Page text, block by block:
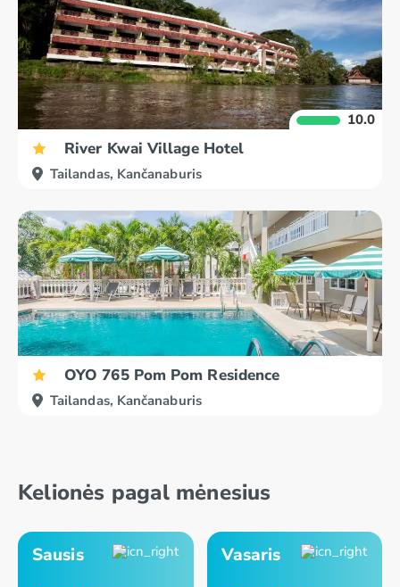
10.0
River Kwai Village Hotel
Tailandas, Kančanaburis
OYO 765 Pom Pom Residence
Tailandas, Kančanaburis
Kelionės pagal mėnesius
Sausis Vasaris